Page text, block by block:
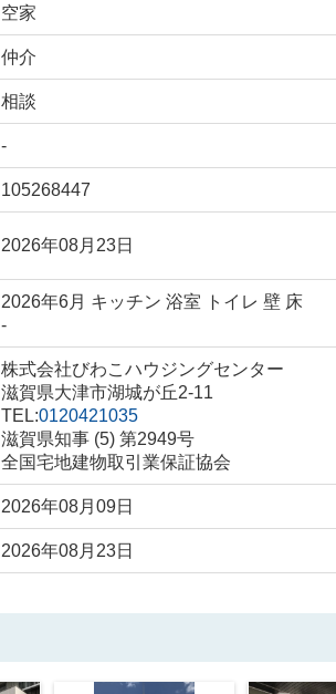
空家
仲介
相談
-
105268447
2026年08月23日
2026年6月 キッチン 浴室 トイレ 壁 床
-
株式会社びわこハウジングセンター
滋賀県大津市湖城が丘2-11
TEL:0120421035
滋賀県知事 (5) 第2949号
全国宅地建物取引業保証協会
2026年08月09日
2026年08月23日